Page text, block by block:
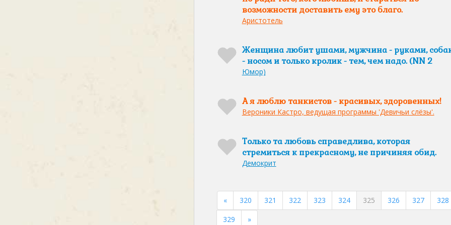
возможности доставить ему это благо.
Аристотель
Женщина любит ушами, мужчина - руками,
- носом и только кролик - тем, чем надо. (NN 2
Юмор)
А я люблю танкистов - красивых, здоровенных!
Вероники Кастро, ведущая программы 'Девичьи слёзы'.
Только та любовь справедлива, которая
стремиться к прекрасному, не причиняя обид.
Демокрит
« 320 321 322 323 324 325 326 327
328
329
»